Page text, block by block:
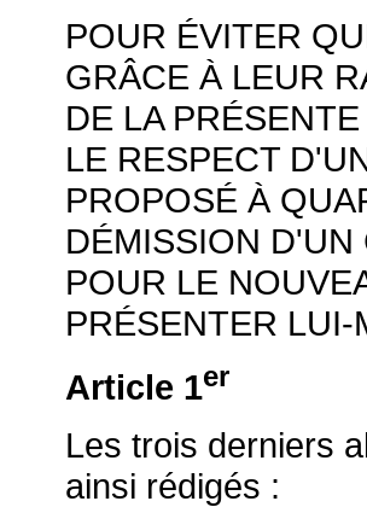
POUR ÉVITER
GRÂCE À LEUR
DE LA
LE RESPECT
PROPOSÉ À
DÉMISSION D'UN
POUR LE
PRÉSENTER
Article 1er
Les trois derniers
ainsi rédigés :